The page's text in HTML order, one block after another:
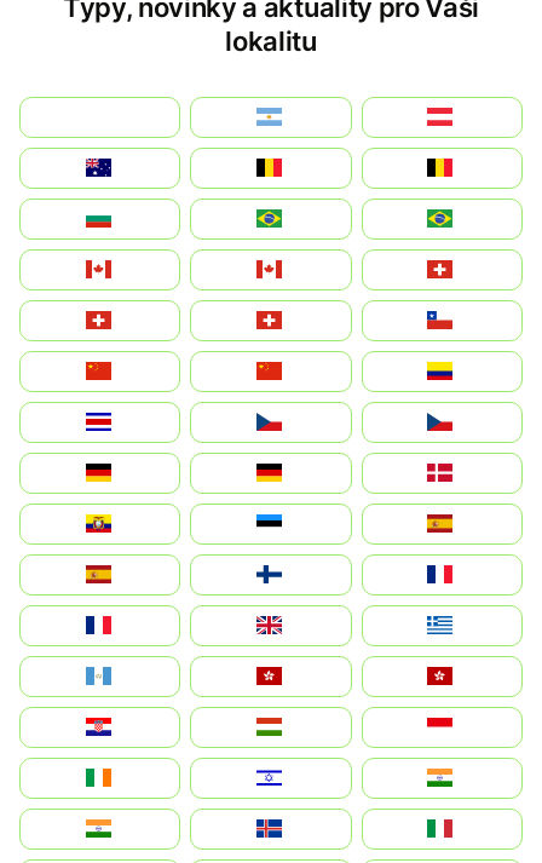
Typy, novinky a aktuality pro Vaši
lokalitu
بالعربية
Argentina
Österreich
Australia
België
Belgique
България
Brasil (ES)
Brasil
Canada (FR)
Canada
Svizzera
Suisse
Schweiz
Chile
中国
China
Colombia
Costa Rica
Czechia
Česko
Deutschland
Germany
Danmark
Ecuador
Eesti
Spain
España
Suomi
France
France
United Kingdom
Ελλάδα
Guatemala
Hong Kong
中國香港特別行政區
Hrvatska
Magyarország
Indonesia
Ireland
ישראל
भारत
India
Ísland
Italia